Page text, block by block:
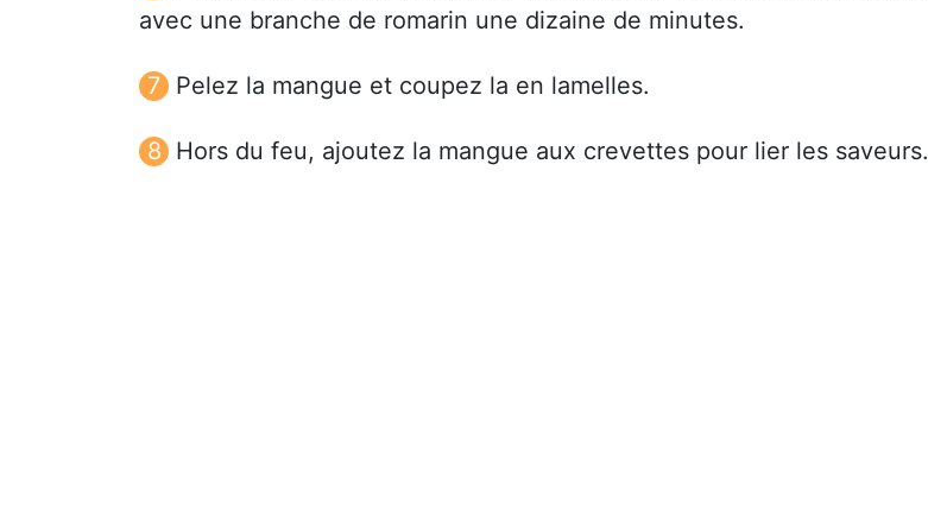
avec une branche de romarin une dizaine de minutes.
Pelez la mangue et coupez la en lamelles.
Hors du feu, ajoutez la mangue aux crevettes pour lier les saveurs.